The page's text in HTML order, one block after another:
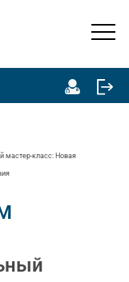
мастер-класс: Новая